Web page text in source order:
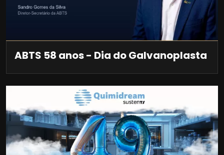
ABTS 58 anos - Dia do Galvanoplasta